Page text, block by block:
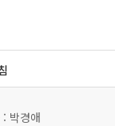
: 박경애